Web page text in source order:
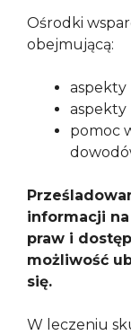
Ośrodki
obejmującą:
aspekty
aspekty
pomoc
informacji
praw i
możliwość
się.
W leczeniu